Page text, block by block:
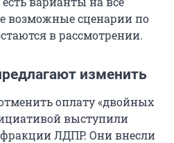
возможные сценарии по
в рассмотрении.
изменить
оплату «двойных
выступили
ЛДПР. Они внесли